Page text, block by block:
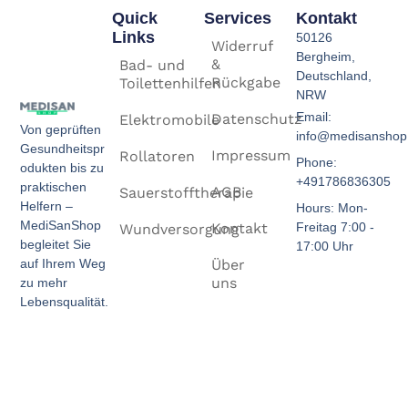
Von geprüften
Gesundheitspr
odukten bis zu
praktischen
Helfern –
MediSanShop
begleitet Sie
auf Ihrem Weg
zu mehr
Lebensqualität.
Services
Widerruf
&
Rückgabe
Datenschutz
Impressum
AGB
Kontakt
Über
uns
Quick
Links
Bad- und
Toilettenhilfen
Elektromobile
Rollatoren
Sauerstofftherapie
Wundversorgung
Kontakt
50126
Bergheim,
Deutschland,
NRW
Email:
Phone:
+491786836305
Hours: Mon-
Freitag 7:00 -
17:00 Uhr